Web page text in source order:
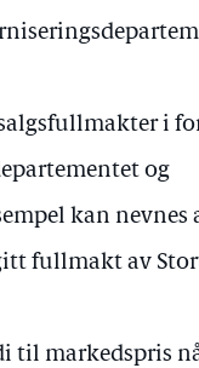
i
og
kan nevnes
fullmakt av
til markedspris